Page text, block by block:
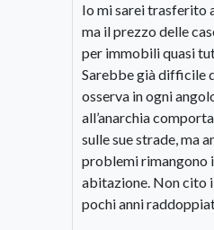
Io mi sarei trasferito
ma il prezzo delle
per immobili quasi
Sarebbe già difficile
osserva in ogni
all’anarchia
sulle sue strade, ma
problemi rimangono
abitazione. Non cito
pochi anni